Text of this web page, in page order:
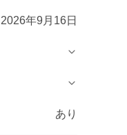
2026年9月16日
あり